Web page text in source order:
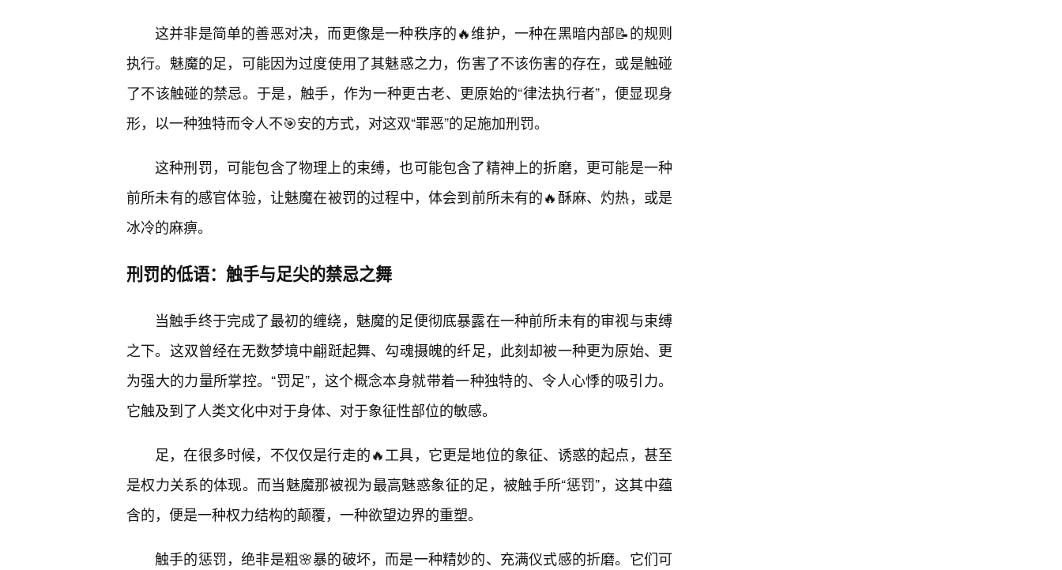
这并非是简单的善恶对决，而更像是一种秩序的🔥维护，一种在黑暗内部📝的规则
执行。魅魔的足，可能因为过度使用了其魅惑之力，伤害了不该伤害的存在，或是触碰
了不该触碰的禁忌。于是，触手，作为一种更古老、更原始的“律法执行者”，便显现身
形，以一种独特而令人不🎯安的方式，对这双“罪恶”的足施加刑罚。
这种刑罚，可能包含了物理上的束缚，也可能包含了精神上的折磨，更可能是一种
前所未有的感官体验，让魅魔在被罚的过程中，体会到前所未有的🔥酥麻、灼热，或是
冰冷的麻痹。
刑罚的低语：触手与足尖的禁忌之舞
当触手终于完成了最初的缠绕，魅魔的足便彻底暴露在一种前所未有的审视与束缚
之下。这双曾经在无数梦境中翩跹起舞、勾魂摄魄的纤足，此刻却被一种更为原始、更
为强大的力量所掌控。“罚足”，这个概念本身就带着一种独特的、令人心悸的吸引力。
它触及到了人类文化中对于身体、对于象征性部位的敏感。
足，在很多时候，不仅仅是行走的🔥工具，它更是地位的象征、诱惑的起点，甚至
是权力关系的体现。而当魅魔那被视为最高魅惑象征的足，被触手所“惩罚”，这其中蕴
含的，便是一种权力结构的颠覆，一种欲望边界的重塑。
触手的惩罚，绝非是粗🌸暴的破坏，而是一种精妙的、充满仪式感的折磨。它们可